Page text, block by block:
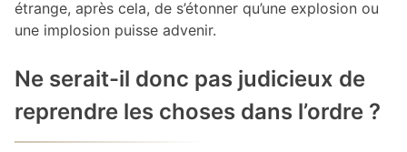
étrange, après cela, de s’étonner qu’une explosion ou
une implosion puisse advenir.
Ne serait-il donc pas judicieux de
reprendre les choses dans l’ordre ?